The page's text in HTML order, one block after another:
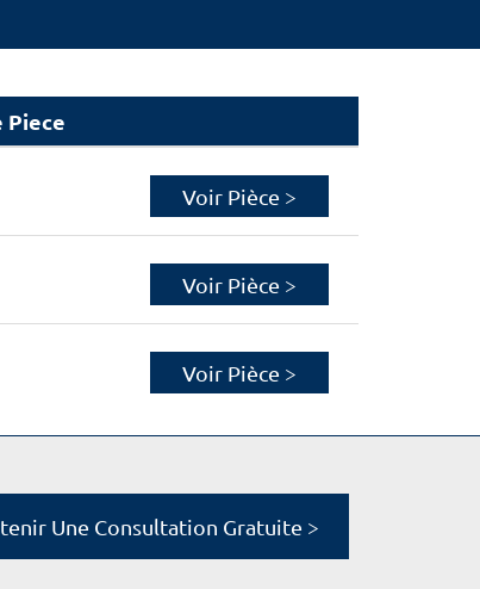
Piece
Voir Pièce >
Voir Pièce >
Voir Pièce >
Une Consultation Gratuite >